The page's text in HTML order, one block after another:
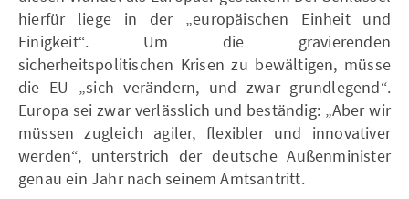
hierfür liege in der „europäischen Einheit und
Einigkeit“. Um die gravierenden
sicherheitspolitischen Krisen zu bewältigen, müsse
die EU „sich verändern, und zwar grundlegend“.
Europa sei zwar verlässlich und beständig: „Aber wir
müssen zugleich agiler, flexibler und innovativer
werden“, unterstrich der deutsche Außenminister
genau ein Jahr nach seinem Amtsantritt.